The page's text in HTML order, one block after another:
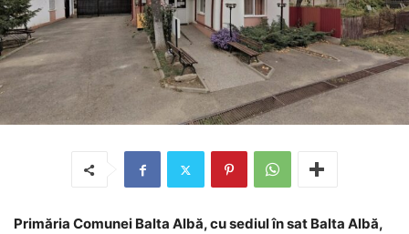
Primăria Comunei Balta Albă, cu sediul în sat Balta Albă,